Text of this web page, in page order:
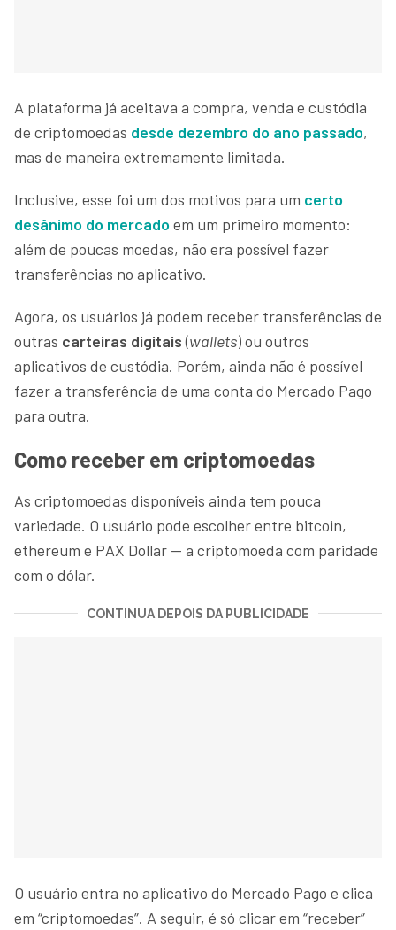
A plataforma já aceitava a compra, venda e custódia
de criptomoedas desde dezembro do ano passado,
mas de maneira extremamente limitada.
Inclusive, esse foi um dos motivos para um certo
desânimo do mercado em um primeiro momento:
além de poucas moedas, não era possível fazer
transferências no aplicativo.
Agora, os usuários já podem receber transferências de
outras carteiras digitais(wallets) ou outros
aplicativos de custódia. Porém, ainda não é possível
fazer a transferência de uma conta do Mercado Pago
para outra.
Como receber em criptomoedas
As criptomoedas disponíveis ainda tem pouca
variedade. O usuário pode escolher entre bitcoin,
ethereum e PAX Dollar — a criptomoeda com paridade
com o dólar.
CONTINUA DEPOIS DA PUBLICIDADE
O usuário entra no aplicativo do Mercado Pago e clica
em “criptomoedas”. A seguir, é só clicar em “receber”